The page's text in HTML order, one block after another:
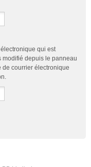
qui est
modifié depuis le panneau
de courrier électronique